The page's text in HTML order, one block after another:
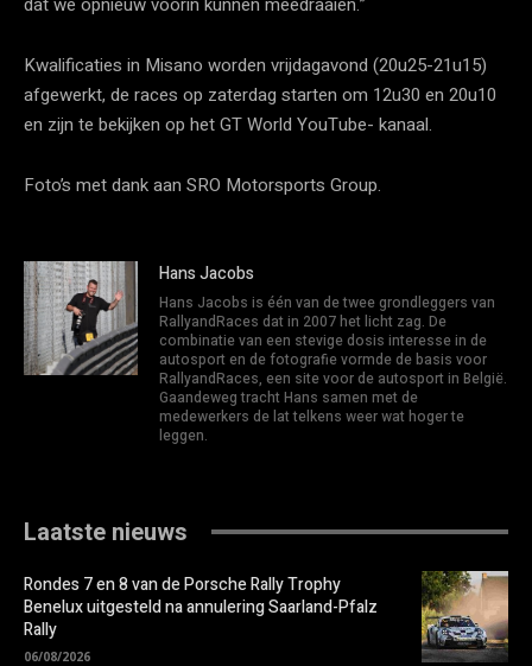
Kwalificaties in Misano worden vrijdagavond (20u25-21u15)
afgewerkt, de races op zaterdag starten om 12u30 en 20u10
en zijn te bekijken op het GT World YouTube- kanaal.
Foto’s met dank aan SRO Motorsports Group.
Hans Jacobs
Hans Jacobs is één van de twee grondleggers van
RallyandRaces dat in 2007 het licht zag. De
combinatie van een stevige dosis interesse in de
autosport en de fotografie vormde de basis voor
RallyandRaces, een site voor de autosport in België.
Gaandeweg tracht Hans samen met de
medewerkers de lat telkens weer wat hoger te
leggen.
Laatste nieuws
Rondes 7 en 8 van de Porsche Rally Trophy
Benelux uitgesteld na annulering Saarland-Pfalz
Rally
06/08/2026